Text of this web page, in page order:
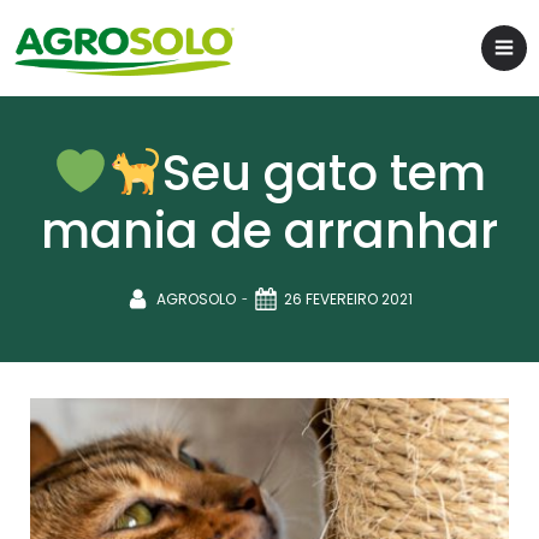
Seu gato tem
mania de arranhar
AGROSOLO - 26 FEVEREIRO 2021